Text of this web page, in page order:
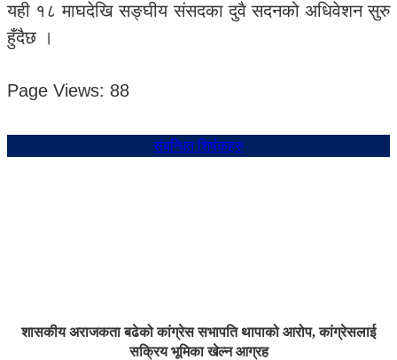
यही १८ माघदेखि सङ्घीय संसदका दुवै सदनको अधिवेशन सुरु
हुँदैछ ।
Page Views: 88
संबन्धित शिर्षकहरु
शासकीय अराजकता बढेको कांग्रेस सभापति थापाको आरोप, कांग्रेसलाई
सक्रिय भूमिका खेल्न आग्रह